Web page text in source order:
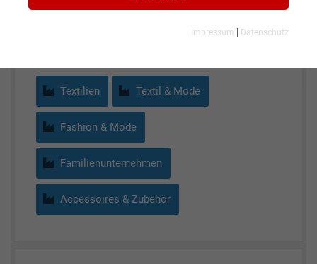
Textilien Textil & Mode
Fashion & Mode
Familienunternehmen
Accessoires & Zubehör
Impressum | Datenschutz